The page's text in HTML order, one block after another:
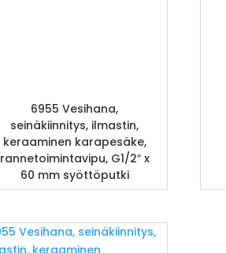
6955 Vesihana,
seinäkiinnitys, ilmastin,
keraaminen karapesäke,
rannetoimintavipu, G1/2″ x
60 mm syöttöputki